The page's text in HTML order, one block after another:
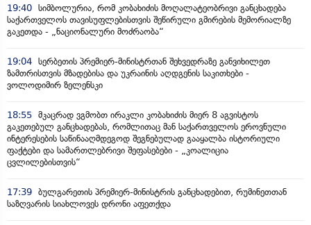
19:40 სიმბოლურია, რომ კობახიძის მოღალატეობრივი განცხადება
საქართველოს თავისუფლებისთვის შეწირული გმირების მემორიალზე
გაკეთდა - „ნაციონალური მოძრაობა“
19:04 სერბეთის პრემიერ-მინისტრთან შეხვედრაზე განვიხილეთ
ზამთრისთვის მზადებისა და უკრაინის აღდგენის საკითხები -
ვოლოდიმირ ზელენსკი
18:55 მკაცრად ვგმობთ ირაკლი კობახიძის მიერ 8 აგვისტოს
გაკეთებულ განცხადებას, რომლითაც მან საქართველოს ეროვნული
ინტერესების საწინააღმდეგოდ შეგნებულად გააყალბა ისტორიული
ფაქტები და სამართლებრივი შეფასებები - „კოალიცია
ცვლილებისთვის“
17:39 ბულგარეთის პრემიერ-მინისტრის განცხადებით, რუმინეთთან
საზღვარის სიახლოვეს დრონი აფეთქდა